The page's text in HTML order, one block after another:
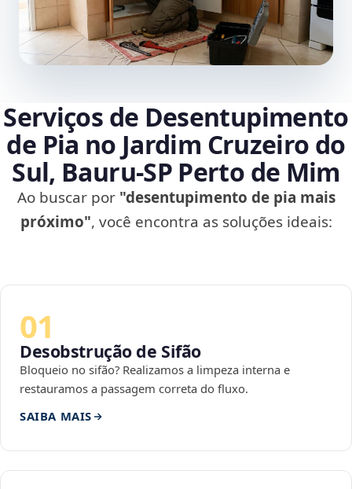
Serviços de Desentupimento
de Pia no Jardim Cruzeiro do
Sul, Bauru‑SP Perto de Mim
Ao buscar por "desentupimento de pia mais
próximo", você encontra as soluções ideais:
01
Desobstrução de Sifão
Bloqueio no sifão? Realizamos a limpeza interna e
restauramos a passagem correta do fluxo.
SAIBA MAIS